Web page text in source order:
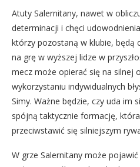
Atuty Salernitany, nawet w
determinacji i chęci
którzy pozostaną w klubie, będą
na grę w wyższej lidze w
mecz może opierać się na silnej
wykorzystaniu indywidualnych
Simy. Ważne będzie, czy uda im
spójną taktycznie formację,
przeciwstawić się silniejszym
W grze Salernitany może